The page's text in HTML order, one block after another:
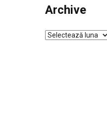
Archive
Archive